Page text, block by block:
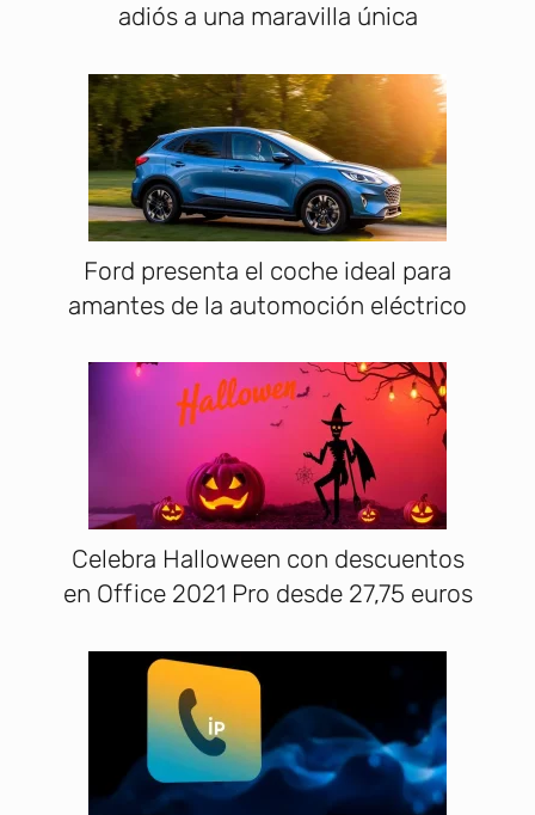
adiós a una maravilla única
Ford presenta el coche ideal para
amantes de la automoción eléctrico
Celebra Halloween con descuentos
en Office 2021 Pro desde 27,75 euros